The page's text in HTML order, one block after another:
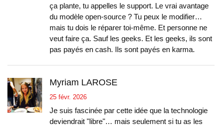
ça plante, tu appelles le support. Le vrai avantage
du modèle open-source ? Tu peux le modifier…
mais tu dois le réparer toi-même. Et personne ne
veut faire ça. Sauf les geeks. Et les geeks, ils sont
pas payés en cash. Ils sont payés en karma.
Myriam LAROSE
25 févr. 2026
Je suis fascinée par cette idée que la technologie
deviendrait "libre"… mais seulement si tu as les